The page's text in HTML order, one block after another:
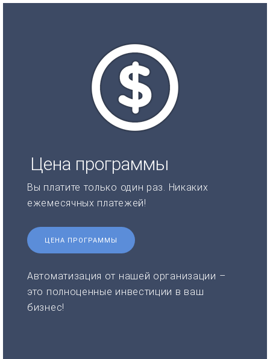
Цена программы
Вы платите только один раз. Никаких
ежемесячных платежей!
ЦЕНА ПРОГРАММЫ
Автоматизация от нашей организации –
это полноценные инвестиции в ваш
бизнес!